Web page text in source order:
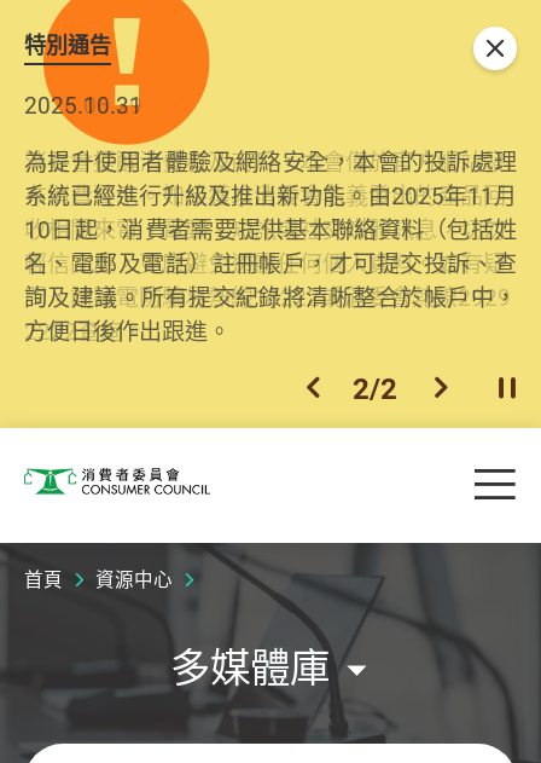
特別通告
2026.06.29
消委會提醒消費者及商戶，本會僅於官方網站發
布消費警示。如接獲以消委會名義發出的產品回
收相關來電、電郵、短訊或社交媒體訊息，切勿
輕信回應，更應避免透露任何個人資料。如有疑
問，請致電防騙易熱線18222或消委會熱線2929
2222查詢。
2025.10.31
為提升使用者體驗及網絡安全，本會的投訴處理
系統已經進行升級及推出新功能。由2025年11月
10日起，消費者需要提供基本聯絡資料（包括姓
名、電郵及電話）註冊帳戶，才可提交投訴、查
詢及建議。所有提交紀錄將清晰整合於帳戶中，
方便日後作出跟進。
上一個
2/2 下一個開
關閉
消費者委員會 目
首頁 資源中心
多媒體庫